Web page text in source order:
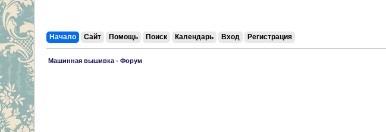
Начало Сайт Помощь Поиск Календарь Вход Регистрация
Машинная вышивка - Форум